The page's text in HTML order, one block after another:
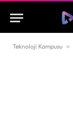
Teknoloji Kampusu »